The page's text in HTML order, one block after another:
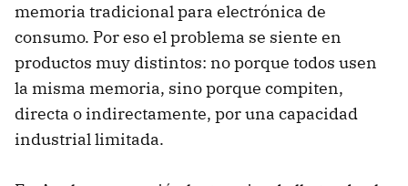
memoria tradicional para electrónica de
consumo. Por eso el problema se siente en
productos muy distintos: no porque todos usen
la misma memoria, sino porque compiten,
directa o indirectamente, por una capacidad
industrial limitada.